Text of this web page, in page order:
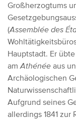
Großherzogtums
(Assemblée des
Hauptstadt. Er
am Athénée aus
Archäologischen
Aufgrund seines
allerdings 1841 zur